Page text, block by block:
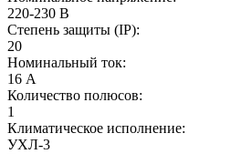
220-230 В
Степень защиты (IP):
20
Номинальный ток:
16 А
Количество полюсов:
1
Климатическое исполнение:
УХЛ-3